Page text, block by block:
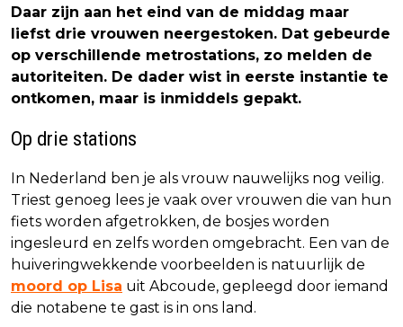
Daar zijn aan het eind van de middag maar
liefst drie vrouwen neergestoken. Dat gebeurde
op verschillende metrostations, zo melden de
autoriteiten. De dader wist in eerste instantie te
ontkomen, maar is inmiddels gepakt.
Op drie stations
In Nederland ben je als vrouw nauwelijks nog veilig.
Triest genoeg lees je vaak over vrouwen die van hun
fiets worden afgetrokken, de bosjes worden
ingesleurd en zelfs worden omgebracht. Een van de
huiveringwekkende voorbeelden is natuurlijk de
moord op Lisa uit Abcoude, gepleegd door iemand
die notabene te gast is in ons land.